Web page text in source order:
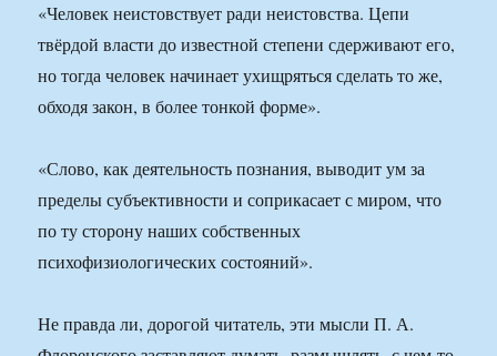
«Человек неистовствует ради неистовства. Цепи
твёрдой власти до известной степени сдерживают его,
но тогда человек начинает ухищряться сделать то же,
обходя закон, в более тонкой форме».
«Слово, как деятельность познания, выводит ум за
пределы субъективности и соприкасает с миром, что
по ту сторону наших собственных
психофизиологических состояний».
Не правда ли, дорогой читатель, эти мысли П. А.